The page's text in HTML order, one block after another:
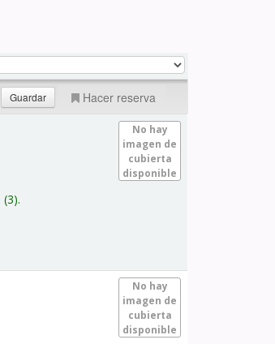
Hacer reserva
No hay
imagen de
cubierta
disponible
(3).
No hay
imagen de
cubierta
disponible